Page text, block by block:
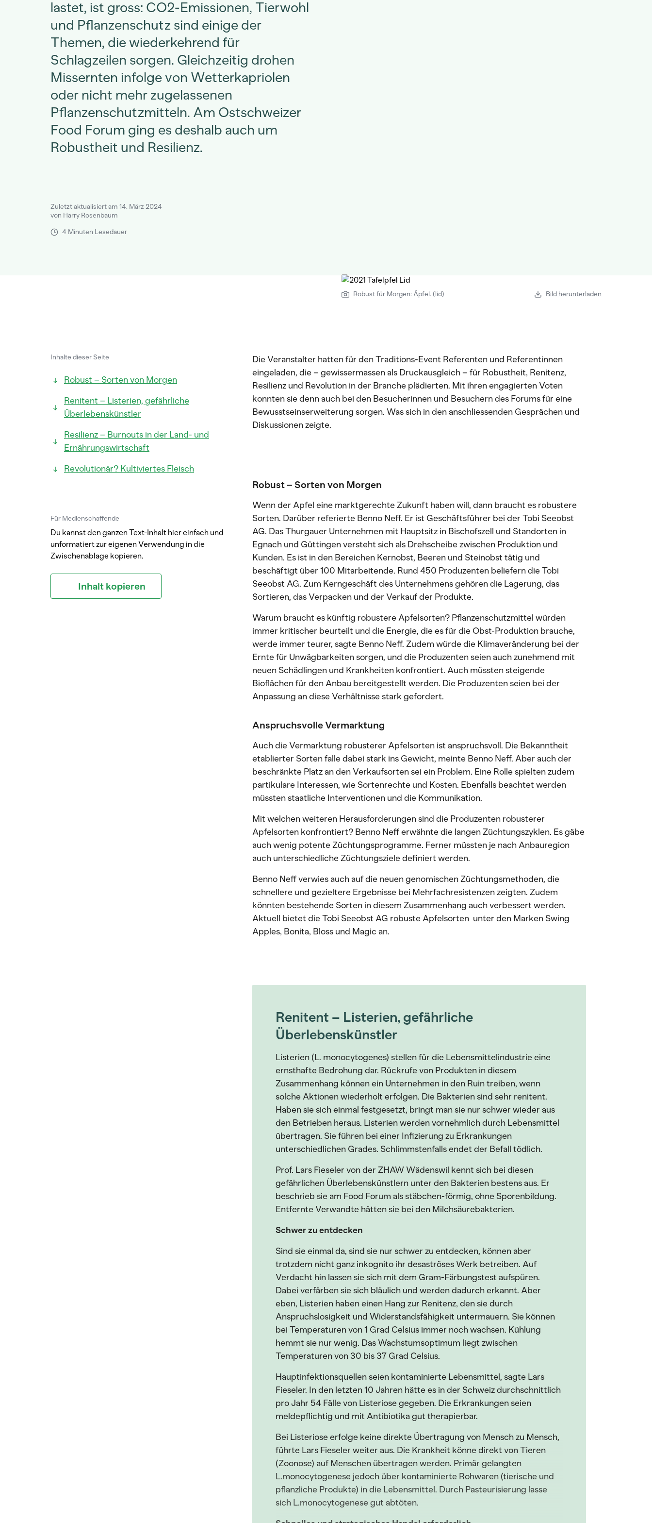
lastet, ist gross: CO2-Emissionen, Tierwohl
und Pflanzenschutz sind einige der
Themen, die wiederkehrend für
Schlagzeilen sorgen. Gleichzeitig drohen
Missernten infolge von Wetterkapriolen
oder nicht mehr zugelassenen
Pflanzenschutzmitteln. Am Ostschweizer
Food Forum ging es deshalb auch um
Robustheit und Resilienz.
Zuletzt aktualisiert am 14. März 2024
von Harry Rosenbaum
4 Minuten Lesedauer
Robust für Morgen: Äpfel. (lid) Bild herunterladen
Inhalte dieser Seite
Robust – Sorten von Morgen
Renitent – Listerien, gefährliche
Überlebenskünstler
Resilienz – Burnouts in der Land- und
Ernährungswirtschaft
Revolutionär? Kultiviertes Fleisch
Für Medienschaffende
Du kannst den ganzen Text-Inhalt hier einfach und
unformatiert zur eigenen Verwendung in die
Zwischenablage kopieren.
Inhalt kopieren
Die Veranstalter hatten für den Traditions-Event Referenten und Referentinnen
eingeladen, die – gewissermassen als Druckausgleich – für Robustheit, Renitenz,
Resilienz und Revolution in der Branche plädierten. Mit ihren engagierten Voten
konnten sie denn auch bei den Besucherinnen und Besuchern des Forums für eine
Bewusstseinserweiterung sorgen. Was sich in den anschliessenden Gesprächen und
Diskussionen zeigte.
Robust – Sorten von Morgen
Wenn der Apfel eine marktgerechte Zukunft haben will, dann braucht es robustere
Sorten. Darüber referierte Benno Neff. Er ist Geschäftsführer bei der Tobi Seeobst
AG. Das Thurgauer Unternehmen mit Hauptsitz in Bischofszell und Standorten in
Egnach und Güttingen versteht sich als Drehscheibe zwischen Produktion und
Kunden. Es ist in den Bereichen Kernobst, Beeren und Steinobst tätig und
beschäftigt über 100 Mitarbeitende. Rund 450 Produzenten beliefern die Tobi
Seeobst AG. Zum Kerngeschäft des Unternehmens gehören die Lagerung, das
Sortieren, das Verpacken und der Verkauf der Produkte.
Warum braucht es künftig robustere Apfelsorten? Pflanzenschutzmittel würden
immer kritischer beurteilt und die Energie, die es für die Obst-Produktion brauche,
werde immer teurer, sagte Benno Neff. Zudem würde die Klimaveränderung bei der
Ernte für Unwägbarkeiten sorgen, und die Produzenten seien auch zunehmend mit
neuen Schädlingen und Krankheiten konfrontiert. Auch müssten steigende
Bioflächen für den Anbau bereitgestellt werden. Die Produzenten seien bei der
Anpassung an diese Verhältnisse stark gefordert.
Anspruchsvolle Vermarktung
Auch die Vermarktung robusterer Apfelsorten ist anspruchsvoll. Die Bekanntheit
etablierter Sorten falle dabei stark ins Gewicht, meinte Benno Neff. Aber auch der
beschränkte Platz an den Verkaufsorten sei ein Problem. Eine Rolle spielten zudem
partikulare Interessen, wie Sortenrechte und Kosten. Ebenfalls beachtet werden
müssten staatliche Interventionen und die Kommunikation.
Mit welchen weiteren Herausforderungen sind die Produzenten robusterer
Apfelsorten konfrontiert? Benno Neff erwähnte die langen Züchtungszyklen. Es gäbe
auch wenig potente Züchtungsprogramme. Ferner müssten je nach Anbauregion
auch unterschiedliche Züchtungsziele definiert werden.
Benno Neff verwies auch auf die neuen genomischen Züchtungsmethoden, die
schnellere und gezieltere Ergebnisse bei Mehrfachresistenzen zeigten. Zudem
könnten bestehende Sorten in diesem Zusammenhang auch verbessert werden.
Aktuell bietet die Tobi Seeobst AG robuste Apfelsorten unter den Marken Swing
Apples, Bonita, Bloss und Magic an.
Renitent – Listerien, gefährliche
Überlebenskünstler
Listerien (L. monocytogenes) stellen für die Lebensmittelindustrie eine
ernsthafte Bedrohung dar. Rückrufe von Produkten in diesem
Zusammenhang können ein Unternehmen in den Ruin treiben, wenn
solche Aktionen wiederholt erfolgen. Die Bakterien sind sehr renitent.
Haben sie sich einmal festgesetzt, bringt man sie nur schwer wieder aus
den Betrieben heraus. Listerien werden vornehmlich durch Lebensmittel
übertragen. Sie führen bei einer Infizierung zu Erkrankungen
unterschiedlichen Grades. Schlimmstenfalls endet der Befall tödlich.
Prof. Lars Fieseler von der ZHAW Wädenswil kennt sich bei diesen
gefährlichen Überlebenskünstlern unter den Bakterien bestens aus. Er
beschrieb sie am Food Forum als stäbchen-förmig, ohne Sporenbildung.
Entfernte Verwandte hätten sie bei den Milchsäurebakterien.
Schwer zu entdecken
Sind sie einmal da, sind sie nur schwer zu entdecken, können aber
trotzdem nicht ganz inkognito ihr desaströses Werk betreiben. Auf
Verdacht hin lassen sie sich mit dem Gram-Färbungstest aufspüren.
Dabei verfärben sie sich bläulich und werden dadurch erkannt. Aber
eben, Listerien haben einen Hang zur Renitenz, den sie durch
Anspruchslosigkeit und Widerstandsfähigkeit untermauern. Sie können
bei Temperaturen von 1 Grad Celsius immer noch wachsen. Kühlung
hemmt sie nur wenig. Das Wachstumsoptimum liegt zwischen
Temperaturen von 30 bis 37 Grad Celsius.
Hauptinfektionsquellen seien kontaminierte Lebensmittel, sagte Lars
Fieseler. In den letzten 10 Jahren hätte es in der Schweiz durchschnittlich
pro Jahr 54 Fälle von Listeriose gegeben. Die Erkrankungen seien
meldepflichtig und mit Antibiotika gut therapierbar.
Bei Listeriose erfolge keine direkte Übertragung von Mensch zu Mensch,
führte Lars Fieseler weiter aus. Die Krankheit könne direkt von Tieren
(Zoonose) auf Menschen übertragen werden. Primär gelangten
L.monocytogenese jedoch über kontaminierte Rohwaren (tierische und
pflanzliche Produkte) in die Lebensmittel. Durch Pasteurisierung lasse
sich L.monocytogenese gut abtöten.